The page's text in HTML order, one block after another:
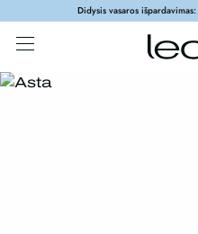
Didysis vasaros išpardavimas: